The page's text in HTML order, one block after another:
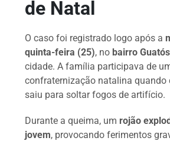
de Natal
O caso foi registrado logo após a
quinta-feira (25), no bairro Guatós
cidade. A família participava de
confraternização natalina quando
saiu para soltar fogos de artifício.
Durante a queima, um rojão
jovem, provocando ferimentos